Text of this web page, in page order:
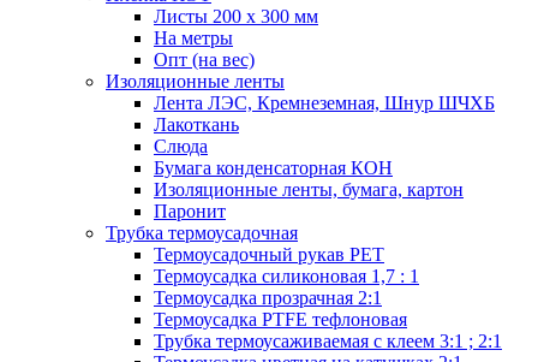
Листы 200 х 300 мм
На метры
Опт (на вес)
Изоляционные ленты
Лента ЛЭС, Кремнеземная, Шнур ШЧХБ
Лакоткань
Слюда
Бумага конденсаторная КОН
Изоляционные ленты, бумага, картон
Паронит
Трубка термоусадочная
Термоусадочный рукав PET
Термоусадка силиконовая 1,7 : 1
Термоусадка прозрачная 2:1
Термоусадка PTFE тефлоновая
Трубка термоусаживаемая с клеем 3:1 ; 2:1